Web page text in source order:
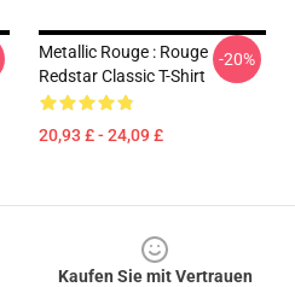
Metallic Rouge : Rouge
Redstar Classic T-Shirt
20,93 £ - 24,09 £
-20%
Kaufen Sie mit Vertrauen